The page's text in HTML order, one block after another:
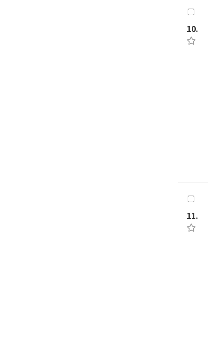
10.
11.